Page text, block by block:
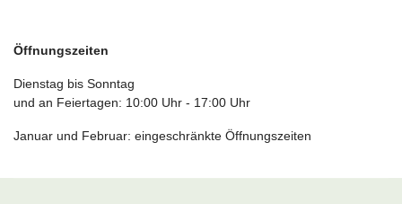
Öffnungszeiten
Dienstag bis Sonntag
und an Feiertagen: 10:00 Uhr - 17:00 Uhr
Januar und Februar: eingeschränkte Öffnungszeiten